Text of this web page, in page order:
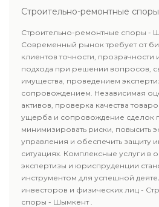
Строительно-ремонтные
Строительно-ремонтные споры -
Современный рынок требует от
клиентов точности,
подхода при решении вопросов,
имущества, проведением
сопровождением. Независимая
активов, проверка качества
ущерба и сопровождение сделок
минимизировать риски, повысить
управления и обеспечить защиту
ситуациях. Комплексные услуги в
экспертизы и юриспруденции
инструментом для успешной
инвесторов и физических лиц -
споры - Шымкент .